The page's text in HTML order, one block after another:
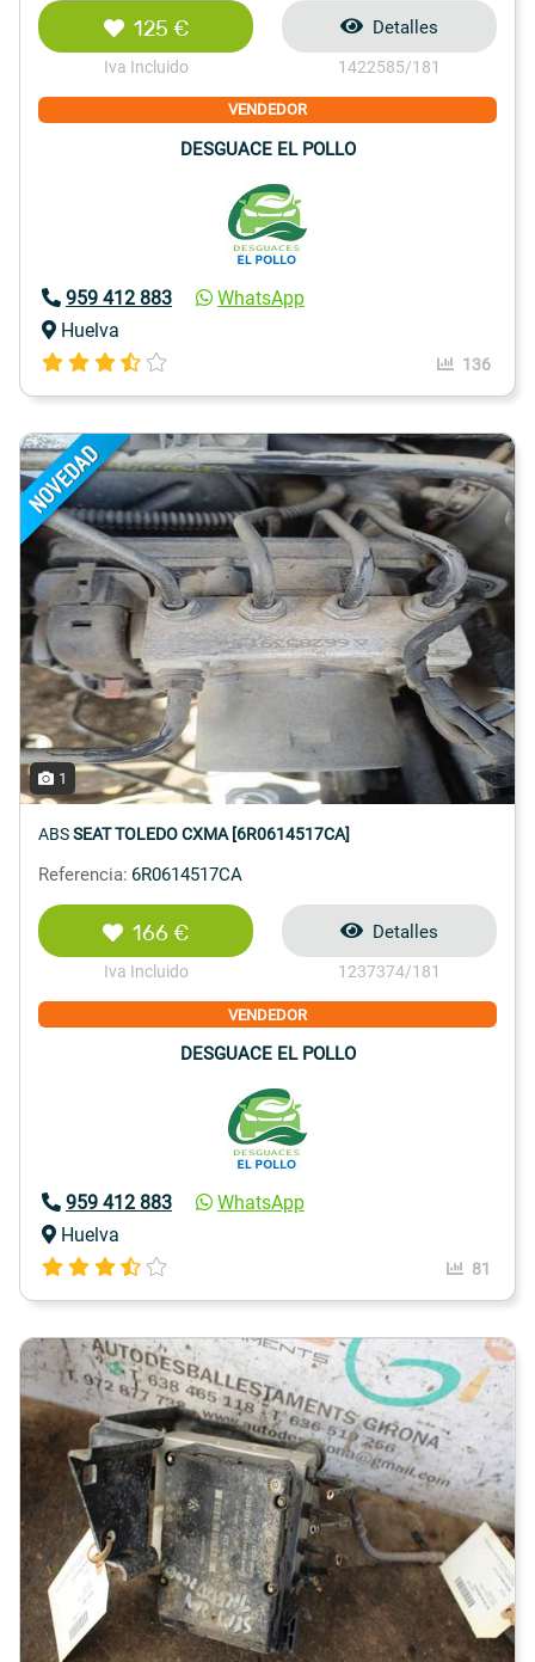
125 €
Iva Incluido
Detalles
1422585/181
VENDEDOR
DESGUACE EL POLLO
959 412 883
WhatsApp
Huelva
136
1
ABSSEAT TOLEDO CXMA [6R0614517CA]
Referencia: 6R0614517CA
166 €
Iva Incluido
Detalles
1237374/181
VENDEDOR
DESGUACE EL POLLO
959 412 883
WhatsApp
Huelva
81